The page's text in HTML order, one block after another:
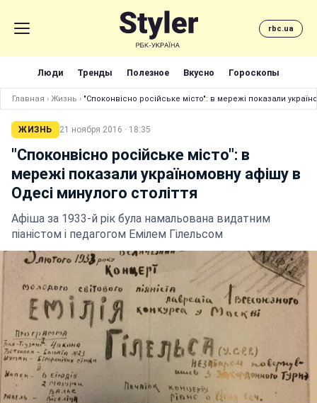
rbc.ua
Люди Тренды Полезное Вкусно Гороскопы
Главная › Жизнь › "Споконвісно російське місто": в мережі показали
ЖИЗНЬ 21 ноября 2016 · 18:35
"Споконвісно російське місто": в
мережі показали україномовну афішу в
Одесі минулого століття
Афіша за 1933-й рік була намальована видатним
піаністом і педагогом Емілем Гілельсом